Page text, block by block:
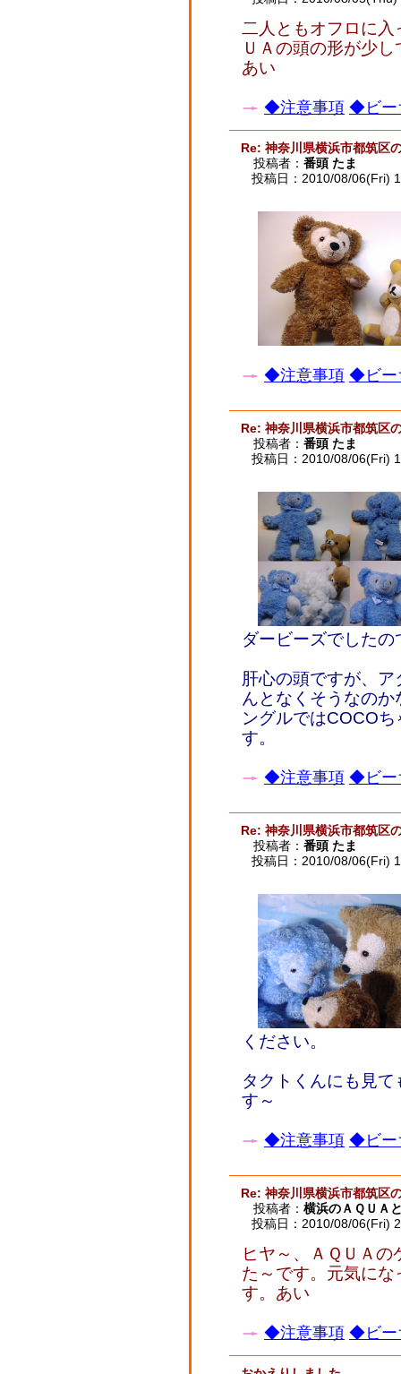
二人ともオフロに入
ＵＡの頭の形が少
あい
◆注意事項 ◆ビー
Re: 神奈川県横浜市都筑区
投稿者： 番頭 たま
投稿日：2010/08/06(Fri)
◆注意事項 ◆ビー
Re: 神奈川県横浜市都筑区
投稿者： 番頭 たま
投稿日：2010/08/06(Fri)
ダービーズでしたの
肝心の頭ですが、
んとなくそうなの
ングルではCOCO
す。
◆注意事項 ◆ビー
Re: 神奈川県横浜市都筑区
投稿者： 番頭 たま
投稿日：2010/08/06(Fri)
ください。
タクトくんにも見
す～
◆注意事項 ◆ビー
Re: 神奈川県横浜市都筑区
投稿者： 横浜のＡＱＵＡ
投稿日：2010/08/06(Fri)
ヒヤ～、ＡＱＵＡ
た～です。元気に
す。あい
◆注意事項 ◆ビー